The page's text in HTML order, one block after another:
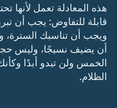
هذه المعادلة تعمل لأنها
قابلة للتفاوض: يجب أن
ويجب أن تناسبك
أن يضيف نسيجًا، وليس
الخمس ولن تبدو أبدًا
الظلام.